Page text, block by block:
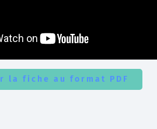
la fiche au format PDF